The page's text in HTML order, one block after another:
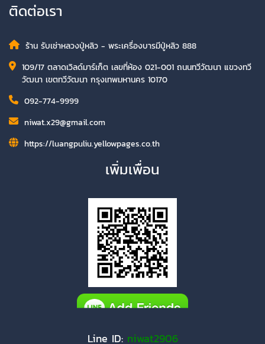
ติดต่อเรา
ร้าน รับเช่าหลวงปู่หลิว - พระเครื่องบารมีปู่หลิว 888
109/17 ตลาดเวิลด์มาร์เก็ต เลขที่ห้อง 021-001 ถนนทวีวัฒนา แขวงทวี
วัฒนา เขตทวีวัฒนา กรุงเทพมหานคร 10170
092-774-9999
niwat.x29@gmail.com
https://luangpuliu.yellowpages.co.th
เพิ่มเพื่อน
Line ID: niwat2906